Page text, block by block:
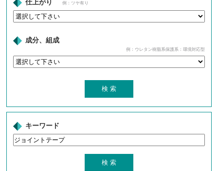
仕上がり 例：ツヤ有り
成分、組成
例：ウレタン樹脂系保護系：環境対応型
キーワード